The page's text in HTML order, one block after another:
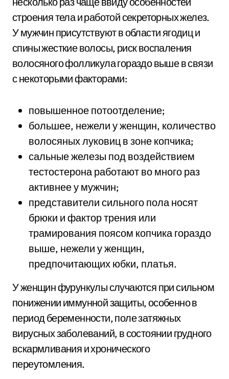
строения тела и работой секреторных желез.
У мужчин присутствуют в области ягодиц и
спины жесткие волосы, риск воспаления
волосяного фолликула гораздо выше в связи
с некоторыми факторами:
повышенное потоотделение;
большее, нежели у женщин, количество
волосяных луковиц в зоне копчика;
сальные железы под воздействием
тестостерона работают во много раз
активнее у мужчин;
представители сильного пола носят
брюки и фактор трения или
трамирования поясом копчика гораздо
выше, нежели у женщин,
предпочитающих юбки, платья.
У женщин фурункулы случаются при сильном
понижении иммунной защиты, особенно в
период беременности, поле затяжных
вирусных заболеваний, в состоянии грудного
вскармливания и хронического
переутомления.